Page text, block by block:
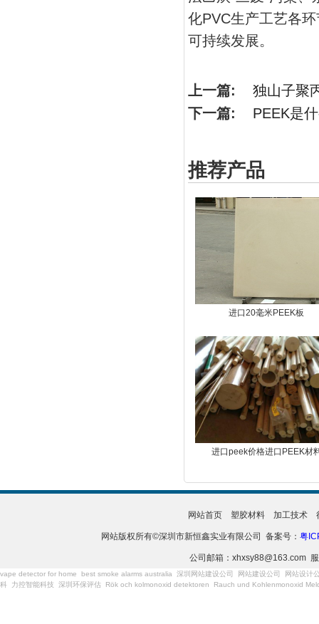
化PVC生产工艺各
可持续发展。
上一篇: 独山子聚
下一篇: PEEK是
推荐产品
进口20毫米PEEK板
进口peek价格进口PEEK材
网站首页 塑胶材料 加工技术
网站版权所有©深圳市新恒鑫实业有限公司 备案号： 粤
公司邮箱：xhxsy88@163.com
vape detector for home best smoke alarms australia 深圳网站建设公司 网站建设公司
网站设计
科
力控智能科技 深圳环保评估 Rök och kolmonoxid detektoren Rauch und Kohlenmonoxid